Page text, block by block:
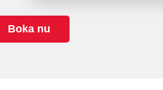
Boka nu